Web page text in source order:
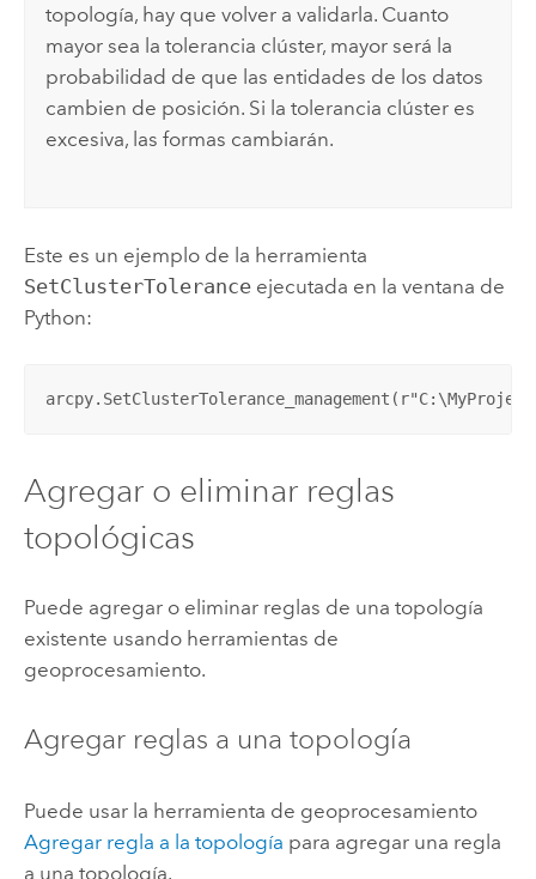
topología, hay que volver a validarla. Cuanto
mayor sea la tolerancia clúster, mayor será la
probabilidad de que las entidades de los datos
cambien de posición. Si la tolerancia clúster es
excesiva, las formas cambiarán.
Este es un ejemplo de la herramienta
SetClusterToleranceejecutada en la ventana de
Python:
Agregar o eliminar reglas
topológicas
Puede agregar o eliminar reglas de una topología
existente usando herramientas de
geoprocesamiento.
Agregar reglas a una topología
Puede usar la herramienta de geoprocesamiento
Agregar regla a la topología para agregar una regla
a una topología.